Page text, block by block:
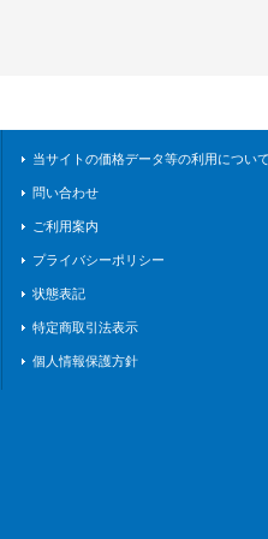
当サイトの価格データ等の利用について
問い合わせ
ご利用案内
プライバシーポリシー
状態表記
特定商取引法表示
個人情報保護方針